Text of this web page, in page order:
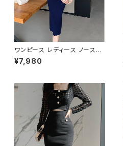
ワンピース レディース ノースリ
ーブワンピース タイトワンピー
ス ミモレ丈 バイカラーワンピー
ンピース 通勤ワンピース きれい
め 上品 エレガント フェミニン
韓国ファッション 韓国風 オフィ
スカジュアル デート 女子会 パ
ーティー 着痩せ 細見え 春 夏
秋 ブラック 黒 ネイビー 紺 S M
L 20代 30代 40代 C-OSS02
61
¥7,980